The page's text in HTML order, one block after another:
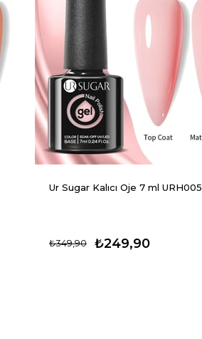
Ur Sugar Kalıcı Oje 7 ml URH005
₺249,90
₺349,90